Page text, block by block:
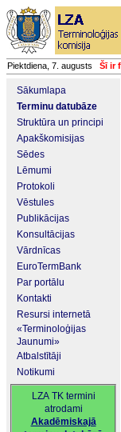
Piektdiena, 7. augusts Šī ir
Sākumlapa
Terminu datubāze
Struktūra un principi
Apakškomisijas
Sēdes
Lēmumi
Protokoli
Vēstules
Publikācijas
Konsultācijas
Vārdnīcas
EuroTermBank
Par portālu
Kontakti
Resursi internetā
«Terminoloģijas
Jaunumi»
Atbalstītāji
Notikumi
LZA TK termini
atrodami
Akadēmiskajā